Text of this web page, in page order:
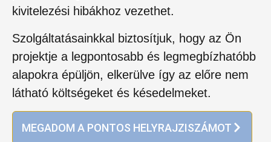
kivitelezési hibákhoz vezethet.
Szolgáltatásainkkal biztosítjuk, hogy az Ön
projektje a legpontosabb és legmegbízhatóbb
alapokra épüljön, elkerülve így az előre nem
látható költségeket és késedelmeket.
MEGADOM A PONTOS HELYRAJZISZÁMOT